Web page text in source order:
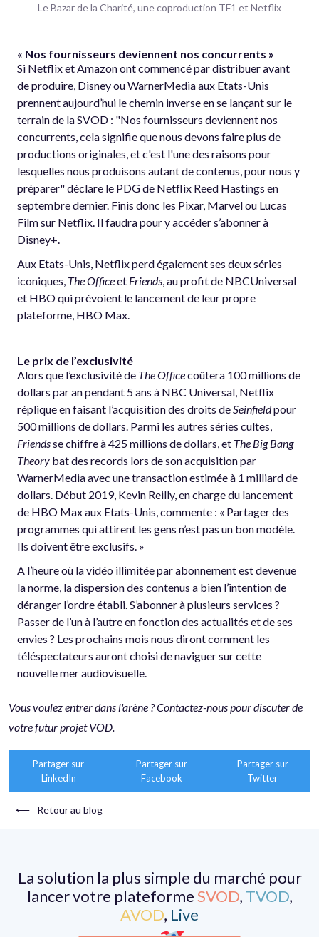
Le Bazar de la Charité, une coproduction TF1 et Netflix
« Nos fournisseurs deviennent nos concurrents »
Si Netflix et Amazon ont commencé par distribuer avant
de produire, Disney ou WarnerMedia aux Etats-Unis
prennent aujourd’hui le chemin inverse en se lançant sur le
terrain de la SVOD : "Nos fournisseurs deviennent nos
concurrents, cela signifie que nous devons faire plus de
productions originales, et c'est l'une des raisons pour
lesquelles nous produisons autant de contenus, pour nous y
préparer" déclare le PDG de Netflix Reed Hastings en
septembre dernier. Finis donc les Pixar, Marvel ou Lucas
Film sur Netflix. Il faudra pour y accéder s’abonner à
Disney+.
Aux Etats-Unis, Netflix perd également ses deux séries
iconiques, The Officeet Friends , au profit de NBCUniversal
et HBO qui prévoient le lancement de leur propre
plateforme, HBO Max.
Le prix de l’exclusivité
Alors que l’exclusivité de The Officecoûtera 100 millions de
dollars par an pendant 5 ans à NBC Universal, Netflix
réplique en faisant l’acquisition des droits de Seinfieldpour
500 millions de dollars. Parmi les autres séries cultes,
Friendsse chiffre à 425 millions de dollars, et The Big Bang
Theory bat des records lors de son acquisition par
WarnerMedia avec une transaction estimée à 1 milliard de
dollars. Début 2019, Kevin Reilly, en charge du lancement
de HBO Max aux Etats-Unis, commente : « Partager des
programmes qui attirent les gens n’est pas un bon modèle.
Ils doivent être exclusifs. »
A l’heure où la vidéo illimitée par abonnement est devenue
la norme, la dispersion des contenus a bien l’intention de
déranger l’ordre établi. S’abonner à plusieurs services ?
Passer de l’un à l’autre en fonction des actualités et de ses
envies ? Les prochains mois nous diront comment les
téléspectateurs auront choisi de naviguer sur cette
nouvelle mer audiovisuelle.
Vous voulez entrer dans l'arène ? Contactez-nous pour discuter de
votre futur projet VOD.
Partager sur
LinkedIn
Partager sur
Facebook
Partager sur
Twitter
⟵ Retour au blog
La solution la plus simple du marché pour
lancer votre plateformeSVOD, TVOD,
AVOD, Live